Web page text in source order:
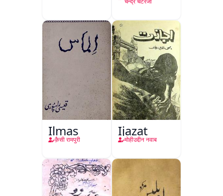
Ilmas
क़ैसी रामपुरी
Ijazat
मोहीउद्दीन नवाब